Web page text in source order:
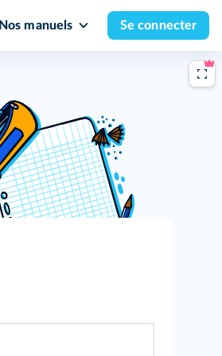
Nos manuels Se connecter